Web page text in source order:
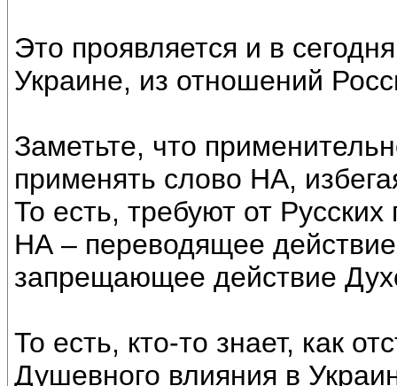
Это проявляется и в
Украине, из отношений
Заметьте, что
применять слово НА,
То есть, требуют от
НА – переводящее
запрещающее действие
То есть, кто-то знает, как
Душевного влияния в